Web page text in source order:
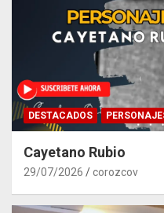
DESTACADOS
Cayetano Rubio
29/07/2026 corozcov